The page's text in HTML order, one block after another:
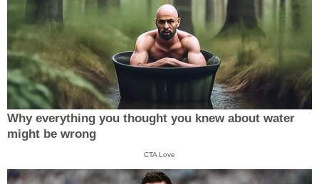
Why everything you thought you knew about water
might be wrong
CTA Love